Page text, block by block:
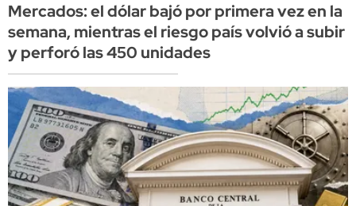
Mercados: el dólar bajó por primera vez en la
semana, mientras el riesgo país volvió a subir
y perforó las 450 unidades